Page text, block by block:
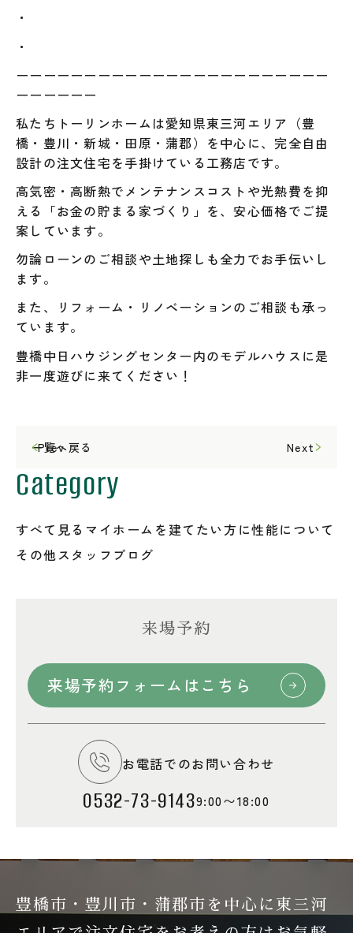
・
・
ーーーーーーーーーーーーーーーーーーーーーーー
ーーーーーー
私たちトーリンホームは愛知県東三河エリア（豊
橋・豊川・新城・田原・蒲郡）を中心に、完全自由
設計の注文住宅を手掛けている工務店です。
高気密・高断熱でメンテナンスコストや光熱費を抑
える「お金の貯まる家づくり」を、安心価格でご提
案しています。
勿論ローンのご相談や土地探しも全力でお手伝いし
ます。
また、リフォーム・リノベーションのご相談も承っ
ています。
豊橋中日ハウジングセンター内のモデルハウスに是
非一度遊びに来てください！
一覧へ戻る
Prev Next
Category
すべて見る マイホームを建てたい方に性能について
その他スタッフブログ
来場予約
来場予約フォームはこちら
お電話でのお問い合わせ
0532-73-91439:00〜18:00
豊橋市・豊川市・蒲郡市を中心に東三河